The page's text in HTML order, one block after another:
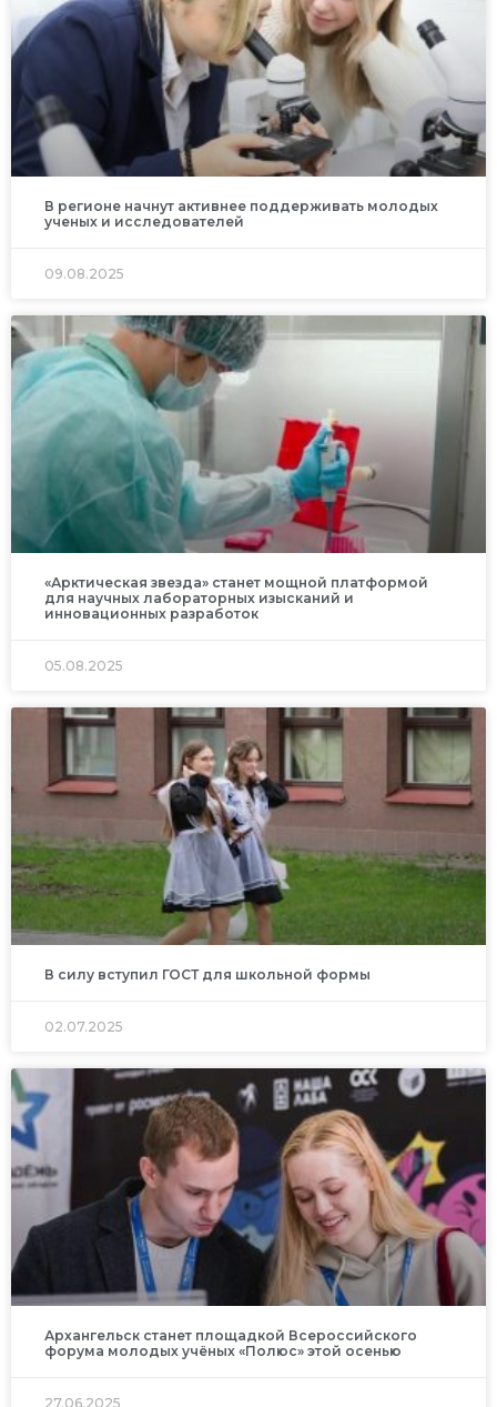
В регионе начнут активнее поддерживать молодых
ученых и исследователей
09.08.2025
«Арктическая звезда» станет мощной платформой
для научных лабораторных изысканий и
инновационных разработок
05.08.2025
В силу вступил ГОСТ для школьной формы
02.07.2025
Архангельск станет площадкой Всероссийского
форума молодых учёных «Полюс» этой осенью
27.06.2025